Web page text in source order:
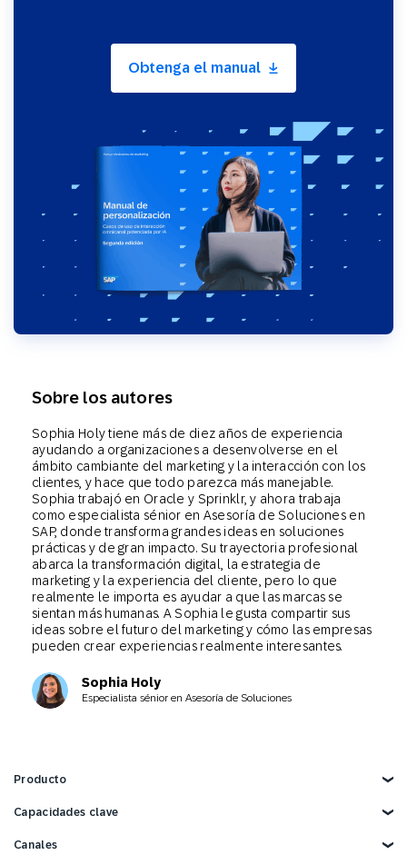
Obtenga el manual
Sobre los autores
Sophia Holy tiene más de diez años de experiencia
ayudando a organizaciones a desenvolverse en el
ámbito cambiante del marketing y la interacción con los
clientes, y hace que todo parezca más manejable.
Sophia trabajó en Oracle y Sprinklr, y ahora trabaja
como especialista sénior en Asesoría de Soluciones en
SAP, donde transforma grandes ideas en soluciones
prácticas y de gran impacto. Su trayectoria profesional
abarca la transformación digital, la estrategia de
marketing y la experiencia del cliente, pero lo que
realmente le importa es ayudar a que las marcas se
sientan más humanas. A Sophia le gusta compartir sus
ideas sobre el futuro del marketing y cómo las empresas
pueden crear experiencias realmente interesantes.
Sophia Holy
Especialista sénior en Asesoría de Soluciones
Producto
Explorar producto
Capacidades clave
Marketing con IA
Canales